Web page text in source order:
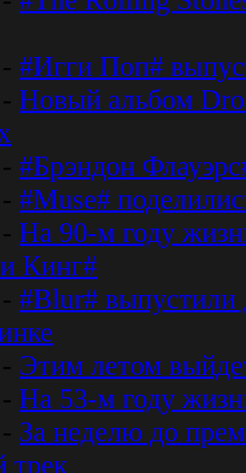
#Игги Поп#
Новый альбом
#Брэндон
#Muse#
На 90-м году
Кинг#
#Blur# выпустили
Этим летом
На 53-м году
За неделю до
трек